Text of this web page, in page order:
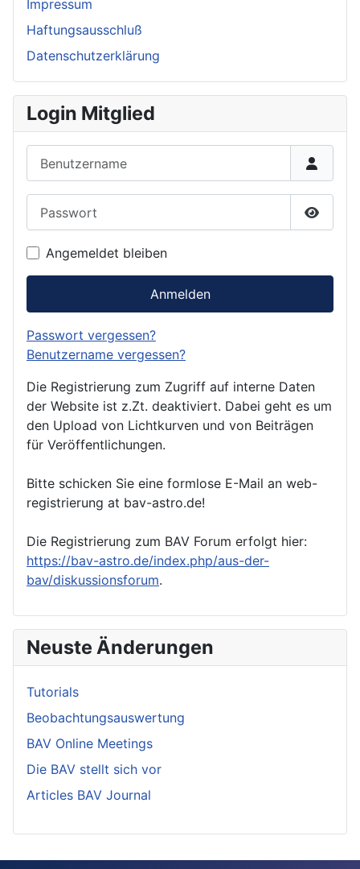
Impressum
Haftungsausschluß
Datenschutzerklärung
Login Mitglied
Angemeldet bleiben
Anmelden
Passwort vergessen?
Benutzername vergessen?
Die Registrierung zum Zugriff auf interne Daten
der Website ist z.Zt. deaktiviert. Dabei geht es um
den Upload von Lichtkurven und von Beiträgen
für Veröffentlichungen.
Bitte schicken Sie eine formlose E-Mail an web-
registrierung at bav-astro.de!
Die Registrierung zum BAV Forum erfolgt hier:
https://bav-astro.de/index.php/aus-der-
bav/diskussionsforum.
Neuste Änderungen
Tutorials
Beobachtungsauswertung
BAV Online Meetings
Die BAV stellt sich vor
Articles BAV Journal